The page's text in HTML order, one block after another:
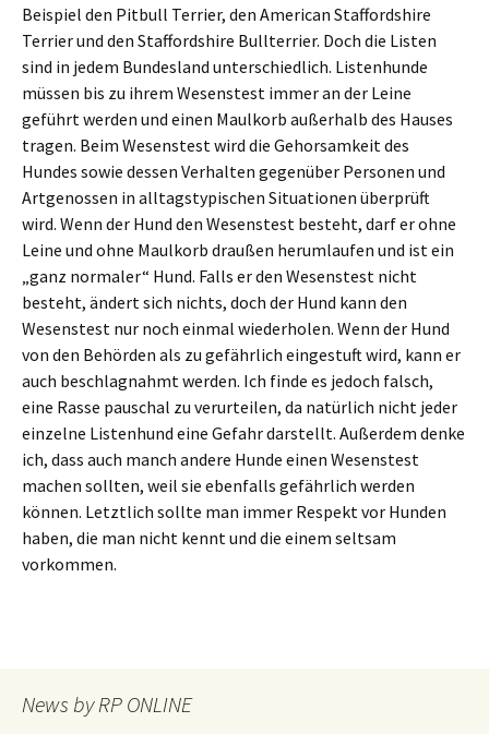
Beispiel den Pitbull Terrier, den American Staffordshire
Terrier und den Staffordshire Bullterrier. Doch die Listen
sind in jedem Bundesland unterschiedlich. Listenhunde
müssen bis zu ihrem Wesenstest immer an der Leine
geführt werden und einen Maulkorb außerhalb des Hauses
tragen. Beim Wesenstest wird die Gehorsamkeit des
Hundes sowie dessen Verhalten gegenüber Personen und
Artgenossen in alltagstypischen Situationen überprüft
wird. Wenn der Hund den Wesenstest besteht, darf er ohne
Leine und ohne Maulkorb draußen herumlaufen und ist ein
„ganz normaler“ Hund. Falls er den Wesenstest nicht
besteht, ändert sich nichts, doch der Hund kann den
Wesenstest nur noch einmal wiederholen. Wenn der Hund
von den Behörden als zu gefährlich eingestuft wird, kann er
auch beschlagnahmt werden. Ich finde es jedoch falsch,
eine Rasse pauschal zu verurteilen, da natürlich nicht jeder
einzelne Listenhund eine Gefahr darstellt. Außerdem denke
ich, dass auch manch andere Hunde einen Wesenstest
machen sollten, weil sie ebenfalls gefährlich werden
können. Letztlich sollte man immer Respekt vor Hunden
haben, die man nicht kennt und die einem seltsam
vorkommen.
News by RP ONLINE